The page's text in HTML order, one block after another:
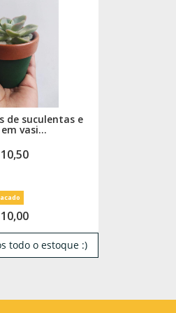
de suculentas e
vasi...
todo o estoque :)